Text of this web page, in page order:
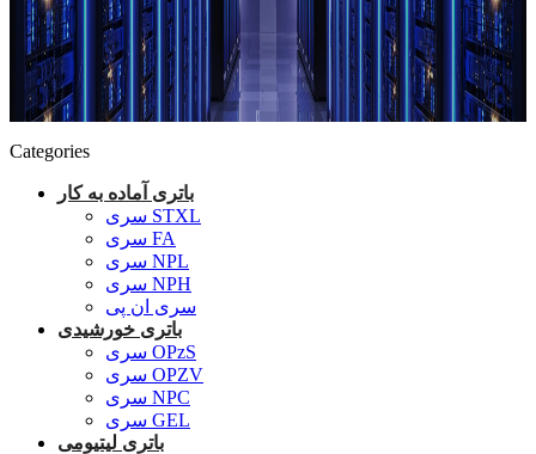
Categories
باتری آماده به کار
سری STXL
سری FA
سری NPL
سری NPH
سری ان پی
باتری خورشیدی
سری OPzS
سری OPZV
سری NPC
سری GEL
باتری لیتیومی